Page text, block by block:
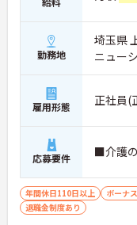
勤務地
埼玉県
ニュー
雇用形態 正社員(
応募要件 ■介護
年間休日110日以上 ボーナ
退職金制度あり